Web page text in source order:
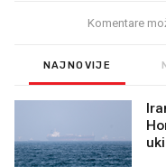
Komentare
NAJNOVIJE